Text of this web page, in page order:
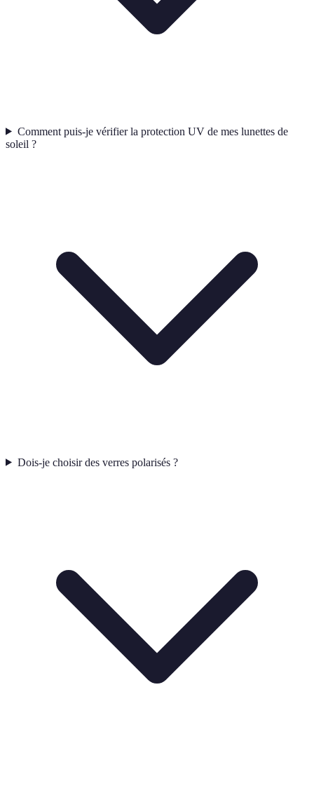
Comment puis-je vérifier la protection UV de mes lunettes de
soleil ?
Dois-je choisir des verres polarisés ?